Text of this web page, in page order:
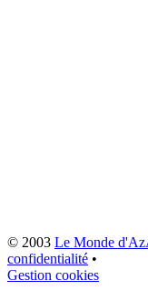
© 2003 Le Monde
confidentialité •
Gestion cookies